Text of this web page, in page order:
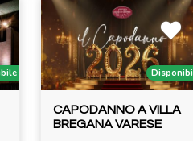
CAPODANNO A VILLA
BREGANA VARESE